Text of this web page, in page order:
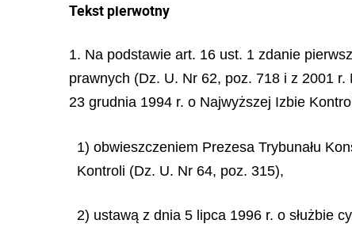
Tekst pierwotny
1. Na podstawie art. 16 ust. 1 zdanie
prawnych (Dz. U. Nr 62, poz. 718 i z 2001
23 grudnia 1994 r. o Najwyższej Izbie
1) obwieszczeniem Prezesa Trybunału
Kontroli (Dz. U. Nr 64, poz. 315),
2) ustawą z dnia 5 lipca 1996 r. o służbie